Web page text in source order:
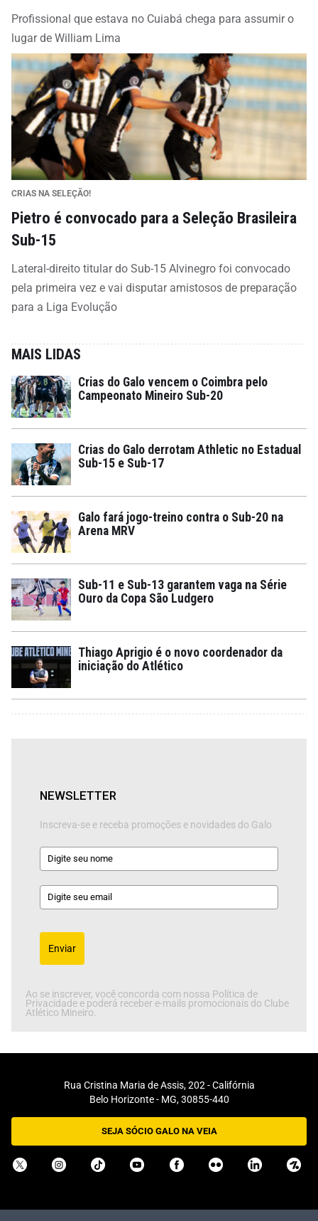
Profissional que estava no Cuiabá chega para assumir o
lugar de William Lima
CRIAS NA SELEÇÃO!
Pietro é convocado para a Seleção Brasileira
Sub-15
Lateral-direito titular do Sub-15 Alvinegro foi convocado
pela primeira vez e vai disputar amistosos de preparação
para a Liga Evolução
MAIS LIDAS
Crias do Galo vencem o Coimbra pelo
Campeonato Mineiro Sub-20
Crias do Galo derrotam Athletic no Estadual
Sub-15 e Sub-17
Galo fará jogo-treino contra o Sub-20 na
Arena MRV
Sub-11 e Sub-13 garantem vaga na Série
Ouro da Copa São Ludgero
Thiago Aprigio é o novo coordenador da
iniciação do Atlético
NEWSLETTER
Inscreva-se e receba promoções e novidades do Galo
Enviar
Ao se inscrever, você concorda com nossa Política de
Privacidade e poderá receber e-mails promocionais do Clube
Atlético Mineiro.
Rua Cristina Maria de Assis, 202 - Califórnia
Belo Horizonte - MG, 30855-440
SEJA SÓCIO GALO NA VEIA